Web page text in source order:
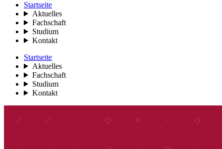
Startseite
Aktuelles
Fachschaft
Studium
Kontakt
Startseite
Aktuelles
Fachschaft
Studium
Kontakt